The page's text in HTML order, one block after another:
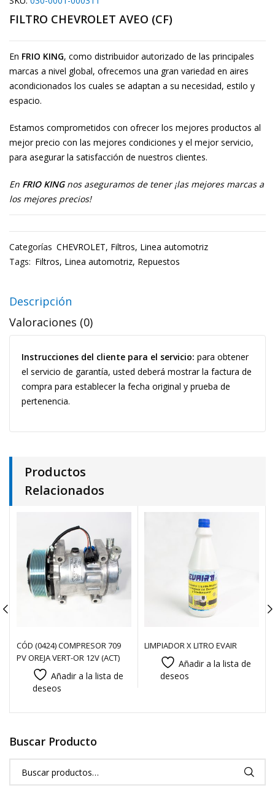
FILTRO CHEVROLET AVEO (CF)
En FRIO KING, como distribuidor autorizado de las principales
marcas a nivel global, ofrecemos una gran variedad en aires
acondicionados los cuales se adaptan a su necesidad, estilo y
espacio.
Estamos comprometidos con ofrecer los mejores productos al
mejor precio con las mejores condiciones y el mejor servicio,
para asegurar la satisfacción de nuestros clientes.
En FRIO KINGnos aseguramos de tener ¡las mejores marcas a
los mejores precios!
Categorías CHEVROLET, Filtros, Linea automotriz
Tags: Filtros, Linea automotriz, Repuestos
Descripción
Valoraciones (0)
Instrucciones del cliente para el servicio: para obtener
el servicio de garantía, usted deberá mostrar la factura de
compra para establecer la fecha original y prueba de
pertenencia.
Productos
Relacionados
CÓD (0424) COMPRESOR 709
PV OREJA VERT-OR 12V (ACT)
Añadir a la lista de
deseos
LIMPIADOR X LITRO EVAIR
Añadir a la lista de
deseos
Buscar Producto